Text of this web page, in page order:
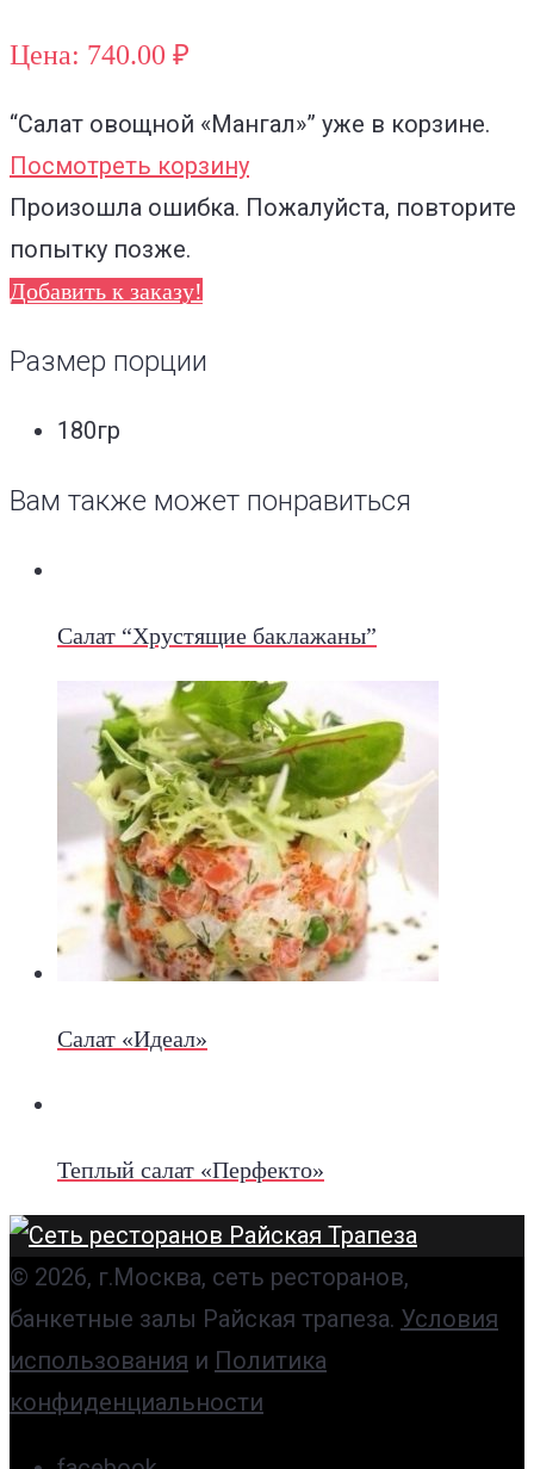
Цена: 740.00 ₽
“Салат овощной «Мангал»” уже в корзине.
Посмотреть корзину
Произошла ошибка. Пожалуйста, повторите
попытку позже.
Добавить к заказу!
Размер порции
180гр
Вам также может понравиться
Салат “Хрустящие баклажаны”
Салат «Идеал»
Теплый салат «Перфекто»
© 2026, г.Москва, сеть ресторанов,
банкетные залы Райская трапеза. Условия
использования и Политика
конфиденциальности